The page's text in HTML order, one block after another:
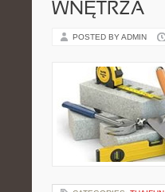
WNĘTRZA
POSTED BY ADMIN